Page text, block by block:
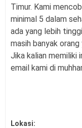
Timur. Kami
minimal 5 dalam
ada yang lebih
masih banyak
Jika kalian memiliki
email kami di
Lokasi: